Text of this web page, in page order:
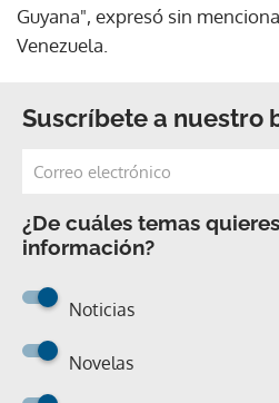
Guyana", expresó sin
Venezuela.
Suscríbete a nuestro
¿De cuáles temas
información?
Noticias
Novelas